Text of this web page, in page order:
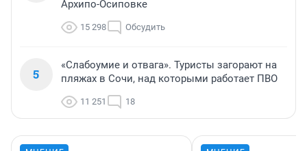
Архипо-Осиповке
15 298 Обсудить
5
«Слабоумие и отвага». Туристы загорают на
пляжах в Сочи, над которыми работает ПВО
11 251 18